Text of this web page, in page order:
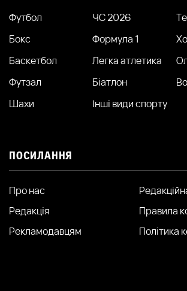
Футбол ЧС 2026
Бокс
Формула 1
Баскетбол
Легка атлетика
Футзал
Біатлон
Шахи
Інші види спорту
ПОСИЛАННЯ
Про нас
Редакція
Рекламодавцям
Правила
Політика